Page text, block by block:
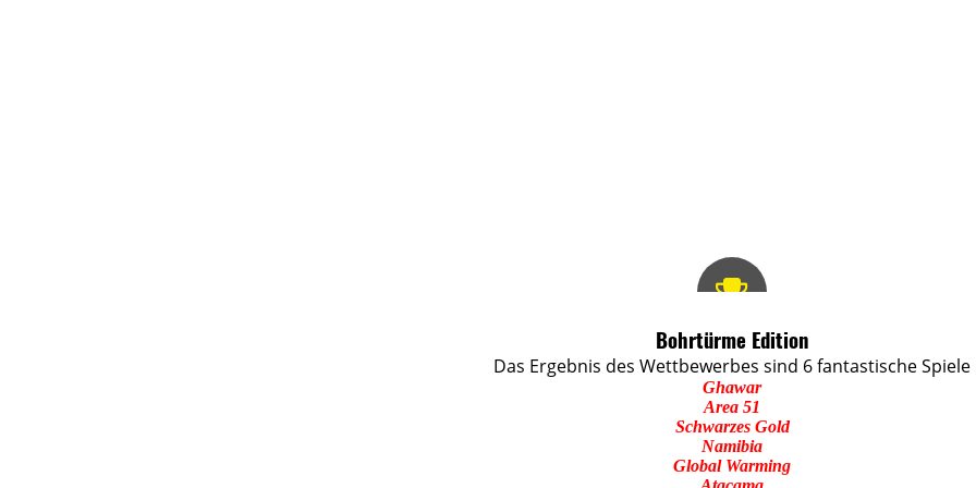
Bohrtürme Edition
Das Ergebnis des Wettbewerbes sind 6 fantastische Spiele
Ghawar
Area 51
Schwarzes Gold
Namibia
Global Warming